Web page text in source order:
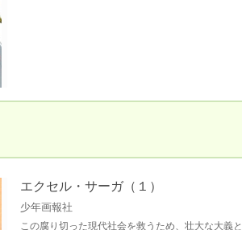
エクセル・サーガ（１）
少年画報社
この腐り切った現代社会を救うため、壮大な大義